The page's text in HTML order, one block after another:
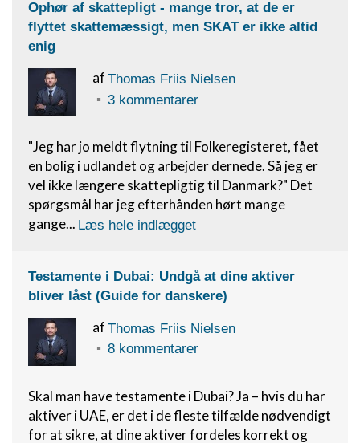
Ophør af skattepligt - mange tror, at de er
flyttet skattemæssigt, men SKAT er ikke altid
enig
af Thomas Friis Nielsen
3 kommentarer
"Jeg har jo meldt flytning til Folkeregisteret, fået
en bolig i udlandet og arbejder dernede. Så jeg er
vel ikke længere skattepligtig til Danmark?" Det
spørgsmål har jeg efterhånden hørt mange
gange... Læs hele indlægget
Testamente i Dubai: Undgå at dine aktiver
bliver låst (Guide for danskere)
af Thomas Friis Nielsen
8 kommentarer
Skal man have testamente i Dubai? Ja – hvis du har
aktiver i UAE, er det i de fleste tilfælde nødvendigt
for at sikre, at dine aktiver fordeles korrekt og
Bruge profiler til at vælge tilpasset indhold
Måle annonceringseffektivitet
Måle indholdseffektivitet
Forstå målgrupper gennem statistikker eller
kombinationer af oplysninger fra forskellige
Udvikle og forbedre tjenester
Bruge begrænsede oplysninger til at vælge
indhold
placeringsoplysninger
anmodede oplysninger
Ikke-IAB-behandlingsformål:
Ydeevne